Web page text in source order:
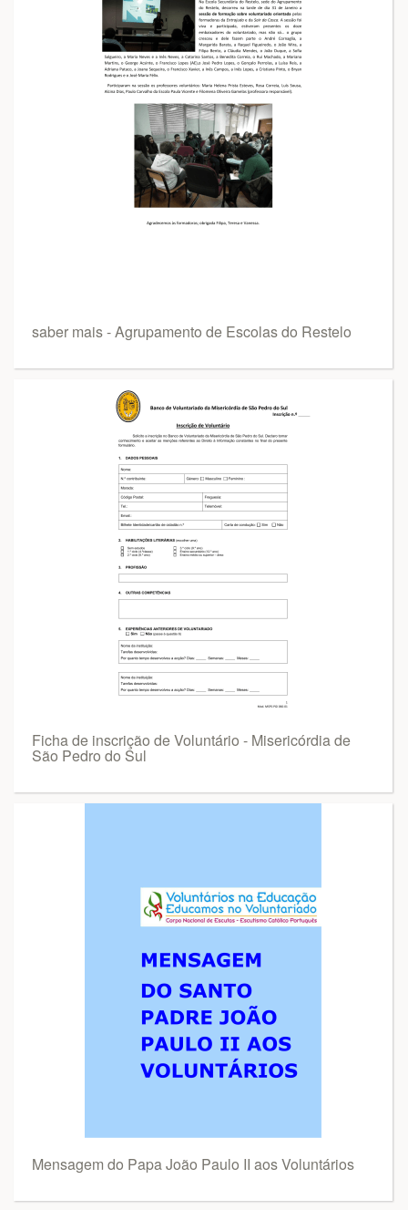
saber mais - Agrupamento de Escolas do Restelo
Ficha de inscrição de Voluntário - Misericórdia de
São Pedro do Sul
Mensagem do Papa João Paulo II aos Voluntários